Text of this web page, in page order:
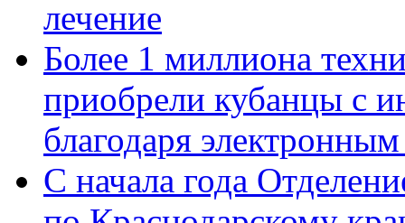
лечение
Более 1 миллиона
приобрели кубанцы с
благодаря
С начала года